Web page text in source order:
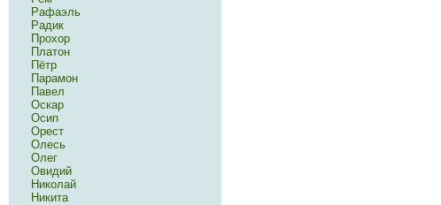
Рафаэль
Радик
Прохор
Платон
Пётр
Парамон
Павел
Оскар
Осип
Орест
Олесь
Олег
Овидий
Николай
Никита